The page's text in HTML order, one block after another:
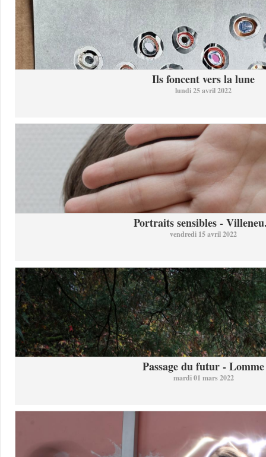
Ils foncent vers la lune
lundi 25 avril 2022
Portraits sensibles -
vendredi 15 avril 2022
Passage du futur - Lomme
mardi 01 mars 2022